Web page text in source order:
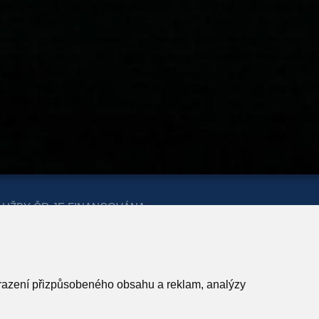
přizpůsobeného obsahu a reklam, analýzy
ČR JE FINANCOVÁNA